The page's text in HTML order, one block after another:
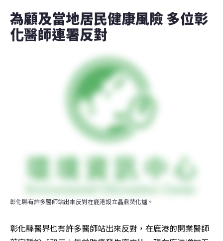
為顧及當地居民健康風險 多位彰
化醫師連署反對
彰化縣有許多醫師站出來反對在鹿港設立晶鼎焚化爐。
彰化縣醫界也有許多醫師站出來反對，在鹿港的開業醫師